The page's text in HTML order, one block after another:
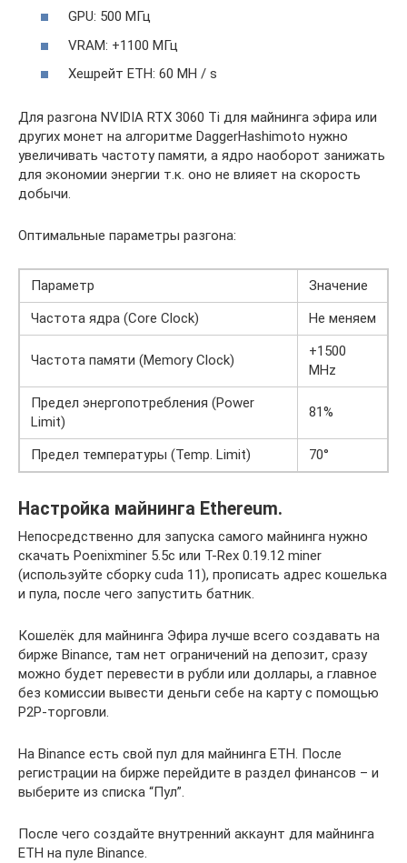
GPU: 500 МГц
VRAM: +1100 МГц
Хешрейт ETH: 60 MH / s
Для разгона NVIDIA RTX 3060 Ti для майнинга эфира или
других монет на алгоритме DaggerHashimoto нужно
увеличивать частоту памяти, а ядро наоборот занижать
для экономии энергии т.к. оно не влияет на скорость
добычи.
Оптимальные параметры разгона:
Параметр
Значение
Частота ядра (Core Clock)
Не меняем
Частота памяти (Memory Clock)
+1500
MHz
Предел энергопотребления (Power
Limit)
81%
Предел температуры (Temp. Limit) 70°
Настройка майнинга Ethereum.
Непосредственно для запуска самого майнинга нужно
скачать Poenixminer 5.5c или T-Rex 0.19.12 miner
(используйте сборку cuda 11), прописать адрес кошелька
и пула, после чего запустить батник.
Кошелёк для майнинга Эфира лучше всего создавать на
бирже Binance, там нет ограничений на депозит, сразу
можно будет перевести в рубли или доллары, а главное
без комиссии вывести деньги себе на карту с помощью
P2P-торговли.
На Binance есть свой пул для майнинга ETH. После
регистрации на бирже перейдите в раздел финансов – и
выберите из списка “Пул”.
После чего создайте внутренний аккаунт для майнинга
ETH на пуле Binance.